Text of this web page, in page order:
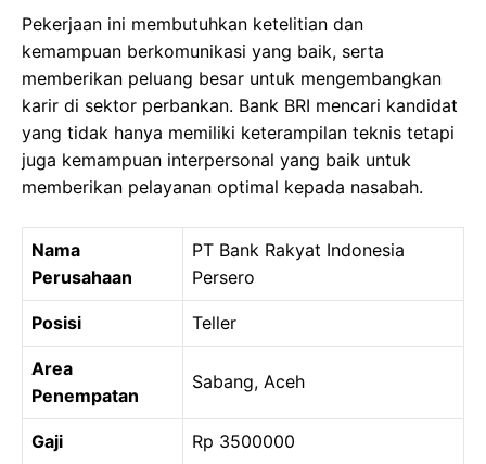
Pekerjaan ini membutuhkan ketelitian dan
kemampuan berkomunikasi yang baik, serta
memberikan peluang besar untuk mengembangkan
karir di sektor perbankan. Bank BRI mencari kandidat
yang tidak hanya memiliki keterampilan teknis tetapi
juga kemampuan interpersonal yang baik untuk
memberikan pelayanan optimal kepada nasabah.
Nama
Perusahaan
PT Bank Rakyat Indonesia
Persero
Posisi Teller
Area
Penempatan
Sabang, Aceh
Gaji Rp 3500000